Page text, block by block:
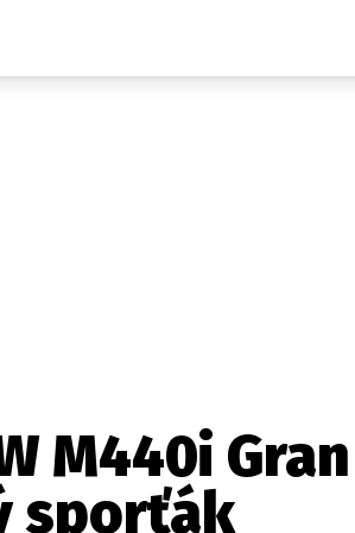
trh
M440i Gran
sporťák